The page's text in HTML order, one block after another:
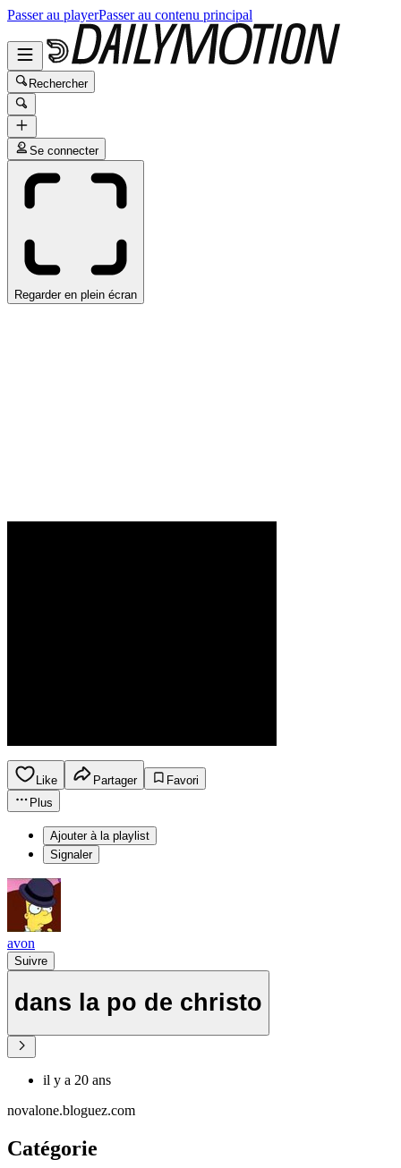
Passer au playerPasser au contenu principal
Rechercher
Se connecter
Regarder en plein écran
Like Partager
Favori
Plus
Ajouter à la playlist
Signaler
avon
Suivre
dans la po de christo
il y a 20 ans
novalone.bloguez.com
Catégorie